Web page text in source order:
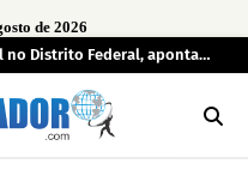
de 2026
Distrito Federal, aponta
em segundo